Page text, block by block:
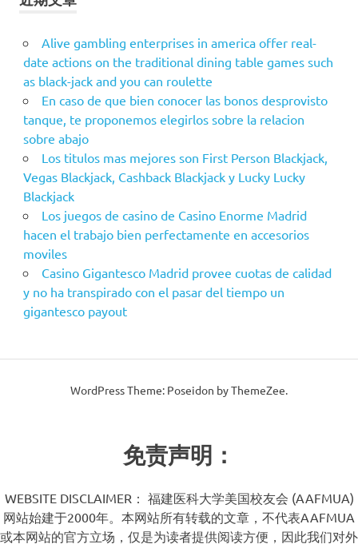
Alive gambling enterprises in america offer real-
date actions on the traditional dining table games such
as black-jack and you can roulette
En caso de que bien conocer las bonos desprovisto
tanque, te proponemos elegirlos sobre la relacion
sobre abajo
Los titulos mas mejores son First Person Blackjack,
Vegas Blackjack, Cashback Blackjack y Lucky Lucky
Blackjack
Los juegos de casino de Casino Enorme Madrid
hacen el trabajo bien perfectamente en accesorios
moviles
Casino Gigantesco Madrid provee cuotas de calidad
y no ha transpirado con el pasar del tiempo un
gigantesco payout
WordPress Theme: Poseidon by ThemeZee.
免责声明：
WEBSITE DISCLAIMER： 福建医科大学美国校友会 (AAFMUA)
网站始建于2000年。本网站所有转载的文章，不代表AAFMUA
或本网站的官方立场，仅是为读者提供阅读方便，因此我们对外